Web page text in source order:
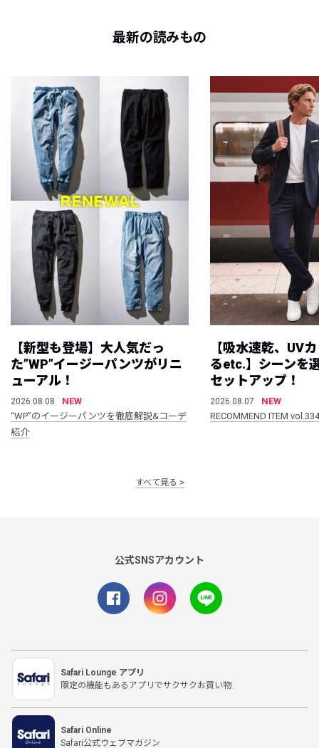
最新の読みもの
【新型も登場】大人気だっ
た”WP”イージーパンツがリニ
ューアル！
2026.08.08
NEW
“WP”のイージーパンツを徹底解説&コーデ
紹介
【吸水速乾、UV
るetc.】シーンを
セットアップ！
2026.08.07
NEW
RECOMMEND ITEM vol.334
すべて見る
公式SNSアカウント
Safari Lounge アプリ
限定の機能もあるアプリでサクサクお買い物
Safari Online
Safari公式ウェブマガジン